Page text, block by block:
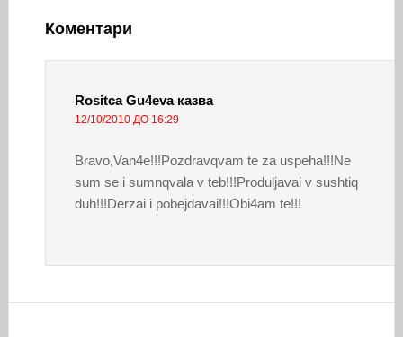
Коментари
Rositca Gu4eva казва
12/10/2010 ДО 16:29
Bravo,Van4e!!!Pozdravqvam te za uspeha!!!Ne
sum se i sumnqvala v teb!!!Produljavai v sushtiq
duh!!!Derzai i pobejdavai!!!Obi4am te!!!